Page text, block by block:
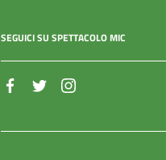
SEGUICI SU SPETTACOLO MIC